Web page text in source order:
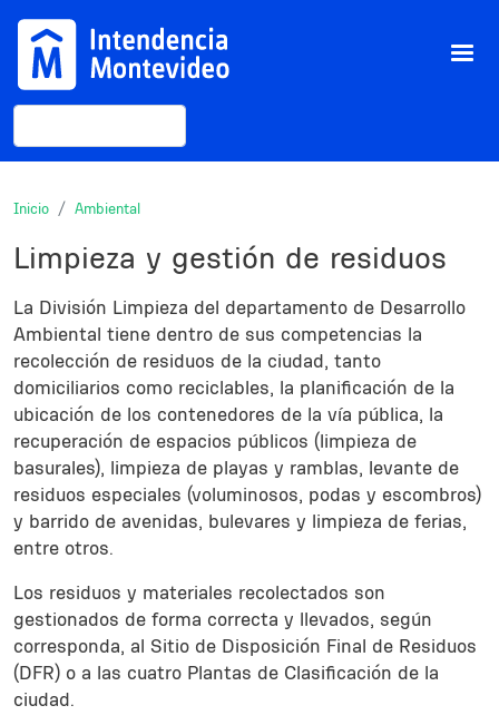
Buscar
Inicio Ambiental
Limpieza y gestión de residuos
Description
La División Limpieza del departamento de Desarrollo
Ambiental tiene dentro de sus competencias la
recolección de residuos de la ciudad, tanto
domiciliarios como reciclables, la planificación de la
ubicación de los contenedores de la vía pública, la
recuperación de espacios públicos (limpieza de
basurales), limpieza de playas y ramblas, levante de
residuos especiales (voluminosos, podas y escombros)
y barrido de avenidas, bulevares y limpieza de ferias,
entre otros.
Los residuos y materiales recolectados son
gestionados de forma correcta y llevados, según
corresponda, al Sitio de Disposición Final de Residuos
(DFR) o a las cuatro Plantas de Clasificación de la
ciudad.